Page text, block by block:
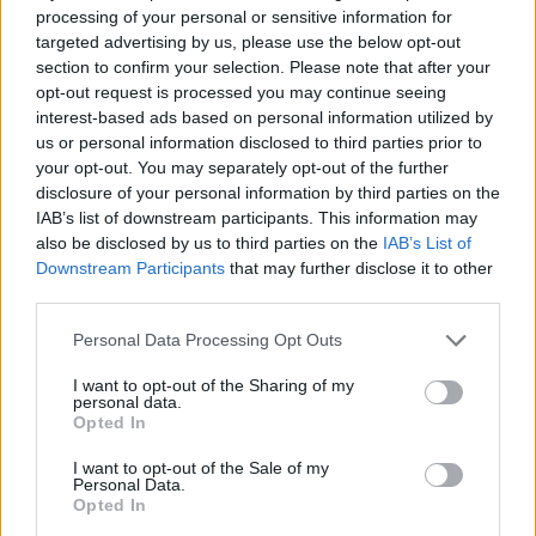
processing of your personal or sensitive information for
targeted advertising by us, please use the below opt-out
section to confirm your selection. Please note that after your
opt-out request is processed you may continue seeing
interest-based ads based on personal information utilized by
us or personal information disclosed to third parties prior to
your opt-out. You may separately opt-out of the further
disclosure of your personal information by third parties on the
IAB’s list of downstream participants. This information may
also be disclosed by us to third parties on the IAB’s List of
Downstream Participants that may further disclose it to other
Please note that this website/app uses one or more Google
not limited to your visit or usage behaviour. You may click to
grant or deny consent to Google and its third-party tags to
use your data for below specified purposes in below Google
consent section.
Personal Data Processing Opt Outs
I want to opt-out of the Sharing of my
personal data.
Opted In
I want to opt-out of the Sale of my
Personal Data.
Opted In
λογαριασμούς
μας@tasosdousis@eikonesbytasosdousis@world
vibesbyeleanna @travelstylegr@athensmagazine.g
#eikonesbytasosdousis